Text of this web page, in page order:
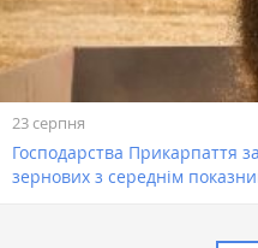
23 серпня
Господарства Прикарпаття
зернових з середнім